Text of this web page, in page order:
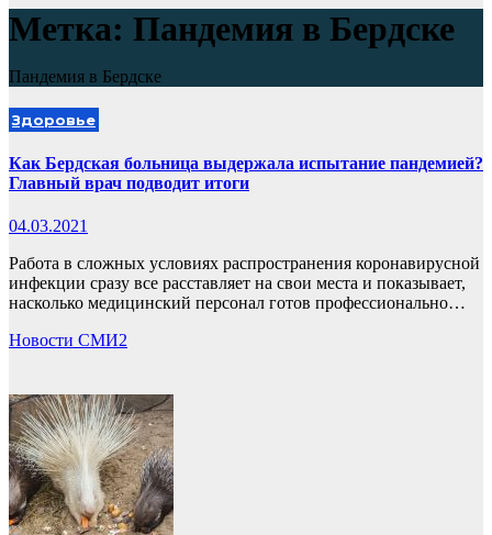
Метка: Пандемия в Бердске
Пандемия в Бердске
Здоровье
Как Бердская больница выдержала испытание пандемией?
Главный врач подводит итоги
04.03.2021
Работа в сложных условиях распространения коронавирусной
инфекции сразу все расставляет на свои места и показывает,
насколько медицинский персонал готов профессионально…
Новости СМИ2